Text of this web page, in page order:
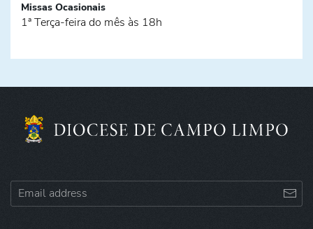
Missas Ocasionais
1ª Terça-feira do mês às 18h